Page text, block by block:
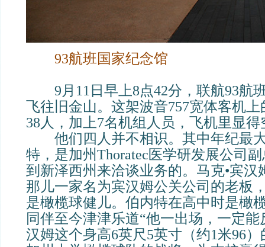
93航班国家纪念馆
9月11日早上8点42分，联航93航
飞往旧金山。这架波音757宽体客机
38人，加上7名机组人员，飞机里显
他们四人并不相识。其中年纪最大
特，是加州Thoratec医学研发展公司
到新泽西州来洽谈业务的。马克•宾汉
那儿一家名为宾汉姆公关公司的老板
是橄榄球健儿。伯内特在高中时是橄
同伴至今津津乐道“他一出场，一定
汉姆这个身高6英尺5英寸（约1米96